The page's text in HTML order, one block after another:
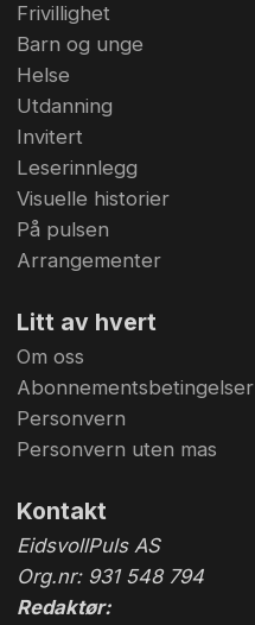
Frivillighet
Barn og unge
Helse
Utdanning
Invitert
Leserinnlegg
Visuelle historier
På pulsen
Arrangementer
Litt av hvert
Om oss
Abonnementsbetingelser
Personvern
Personvern uten mas
Kontakt
EidsvollPuls AS
Org.nr: 931 548 794
Redaktør: